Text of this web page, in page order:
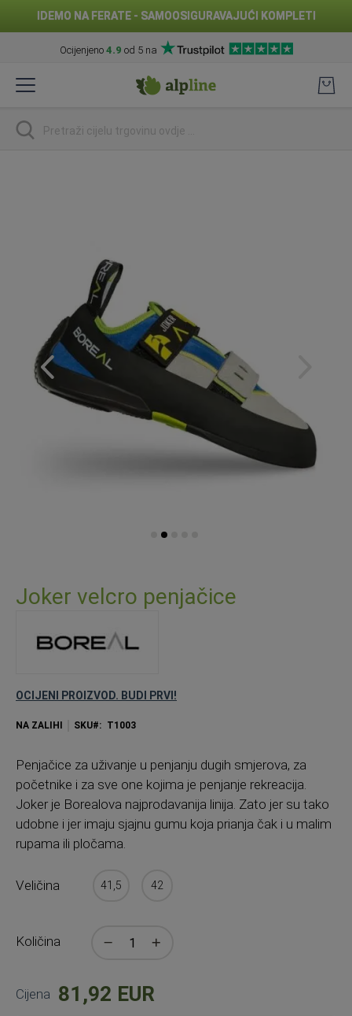
IDEMO NA FERATE - SAMOOSIGURAVAJUĆI KOMPLETI
Ocijenjeno 4.9 od 5 na
na
traži
to
the
gallery
Joker velcro penjačice
OCIJENI PROIZVOD. BUDI PRVI!
NA ZALIHI SKU T1003
Penjačice za uživanje u penjanju dugih smjerova, za
početnike i za sve one kojima je penjanje rekreacija.
Joker je Borealova najprodavanija linija. Zato jer su tako
udobne i jer imaju sjajnu gumu koja prianja čak i u malim
rupama ili pločama.
Veličina 41,5 42
Količina
Cijena 81,92 EUR